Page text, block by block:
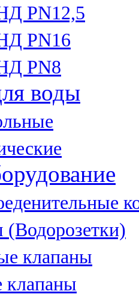
PN12,5
PN16
PN8
воды
(Водорозетки)
клапаны
клапаны